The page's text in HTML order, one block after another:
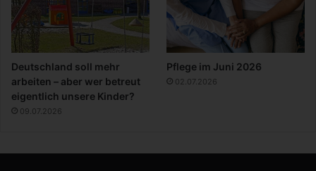
Deutschland soll mehr
arbeiten – aber wer betreut
eigentlich unsere Kinder?
09.07.2026
Pflege im Juni 2026
02.07.2026